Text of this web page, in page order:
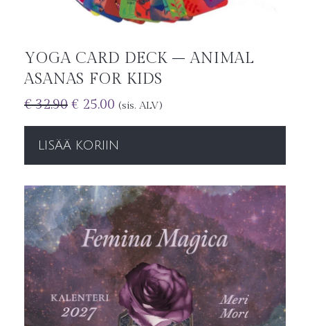
YOGA CARD DECK – ANIMAL
ASANAS FOR KIDS
€32.90 € 25.00 (sis. ALV)
LISÄÄ KORIIN